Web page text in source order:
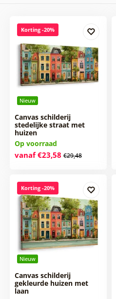
Nieuw
Korting -20%
Canvas schilderij
stedelijke straat met
huizen
Op voorraad
vanaf €23,58 €29,48
Nieuw
Korting -20%
Canvas schilderij
gekleurde huizen met
laan